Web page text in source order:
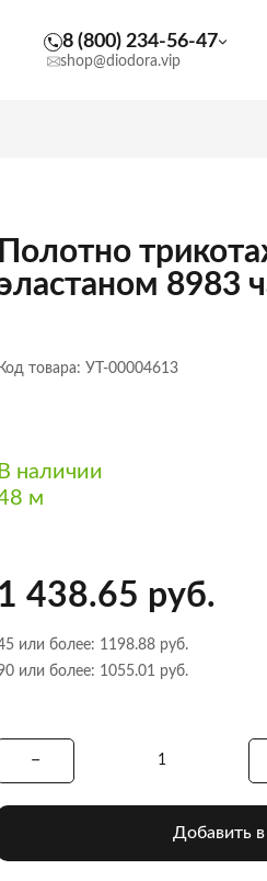
8 (800) 234-56-47
shop@diodora.vip
Полотно
8983
Код товара: УТ-00004613
В наличии
м
1 438.65 руб.
или более: 1198.88 руб.
или более: 1055.01 руб.
Добавить в